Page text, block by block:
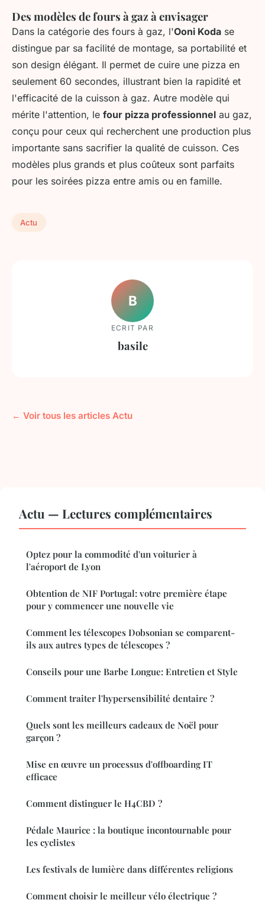
Des modèles de fours à gaz à envisager
Dans la catégorie des fours à gaz, l'Ooni Koda se
distingue par sa facilité de montage, sa portabilité et
son design élégant. Il permet de cuire une pizza en
seulement 60 secondes, illustrant bien la rapidité et
l'efficacité de la cuisson à gaz. Autre modèle qui
mérite l'attention, le four pizza professionnel au gaz,
conçu pour ceux qui recherchent une production plus
importante sans sacrifier la qualité de cuisson. Ces
modèles plus grands et plus coûteux sont parfaits
pour les soirées pizza entre amis ou en famille.
Actu
B
ECRIT PAR
basile
← Voir tous les articles Actu
Actu — Lectures complémentaires
Optez pour la commodité d'un voiturier à
l'aéroport de Lyon
Obtention de NIF Portugal: votre première étape
pour y commencer une nouvelle vie
Comment les télescopes Dobsonian se comparent-
ils aux autres types de télescopes ?
Conseils pour une Barbe Longue: Entretien et Style
Comment traiter l'hypersensibilité dentaire ?
Quels sont les meilleurs cadeaux de Noël pour
garçon ?
Mise en œuvre un processus d'offboarding IT
efficace
Comment distinguer le H4CBD ?
Pédale Maurice : la boutique incontournable pour
les cyclistes
Les festivals de lumière dans différentes religions
Comment choisir le meilleur vélo électrique ?